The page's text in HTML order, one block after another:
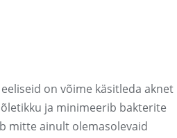
on võime käsitleda aknet
ja minimeerib bakterite
mitte ainult olemasolevaid